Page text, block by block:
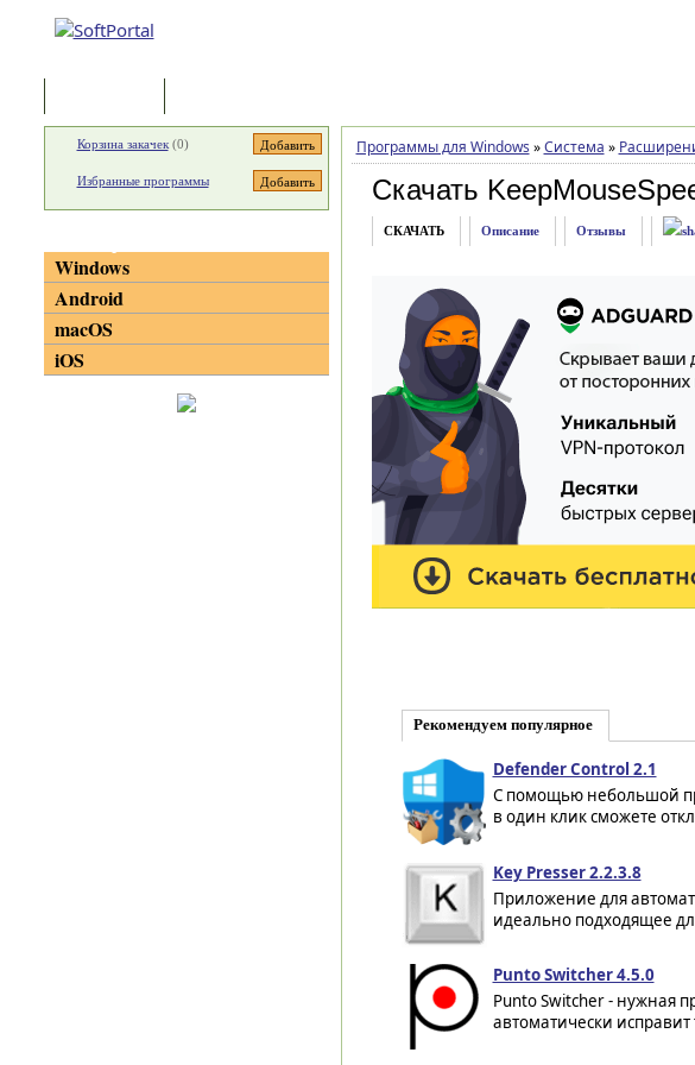
Программы для Windows » Система »
Скачать
СКАЧАТЬ Описание Отзывы
Рекомендуем популярное
Defender Control 2.1
С помощью небольшой
в один клик сможете
Key Presser 2.2.3.8
Приложение для
идеально подходящее
Punto Switcher 4.5.0
Punto Switcher - нужная
автоматически
Корзина закачек(0)
Избранные программы
Windows
Android
macOS
iOS